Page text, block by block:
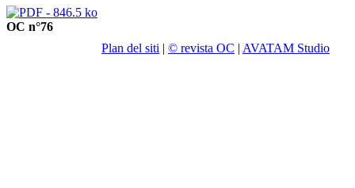
OC n°76
Plan del siti | © revista OC | AVATAM Studio